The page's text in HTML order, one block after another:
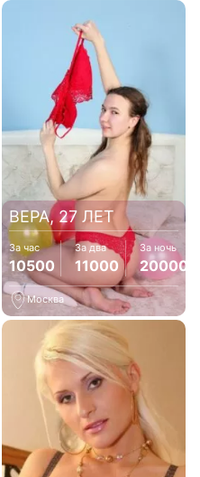
ВЕРА, 27 ЛЕТ
За час
10500
За два
11000
За ночь
20000
Москва